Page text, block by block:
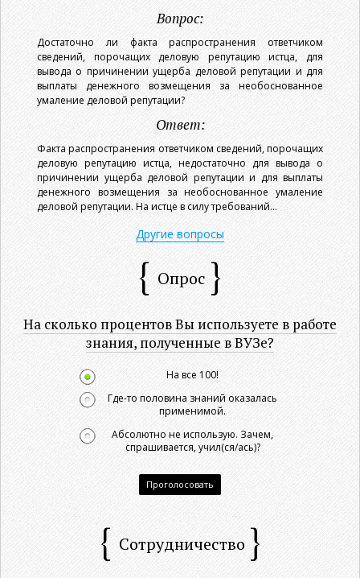
Вопрос:
Достаточно ли факта распространения ответчиком
сведений, порочащих деловую репутацию истца, для
вывода о причинении ущерба деловой репутации и для
выплаты денежного возмещения за необоснованное
умаление деловой репутации?
Ответ:
Факта распространения ответчиком сведений, порочащих
деловую репутацию истца, недостаточно для вывода о
причинении ущерба деловой репутации и для выплаты
денежного возмещения за необоснованное умаление
деловой репутации. На истце в силу требований...
Другие вопросы
Опрос
На сколько процентов Вы используете в работе
знания, полученные в ВУЗе?
На все 100!
Где-то половина знаний оказалась
применимой.
Абсолютно не использую. Зачем,
спрашивается, учил(ся/ась)?
Проголосовать
Сотрудничество